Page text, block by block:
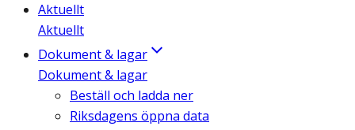
Aktuellt
Aktuellt
Dokument & lagar
Dokument & lagar
Beställ och ladda ner
Riksdagens öppna data